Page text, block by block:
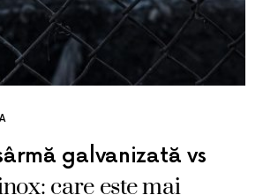
galvanizată vs
care este mai